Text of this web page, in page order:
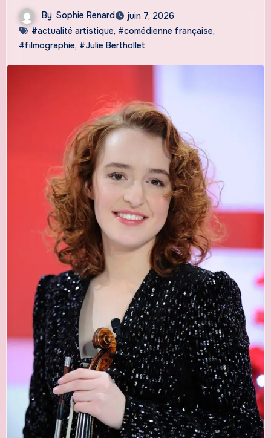
By Sophie Renard
juin 7, 2026
#actualité artistique, #comédienne française,
#filmographie, #Julie Berthollet